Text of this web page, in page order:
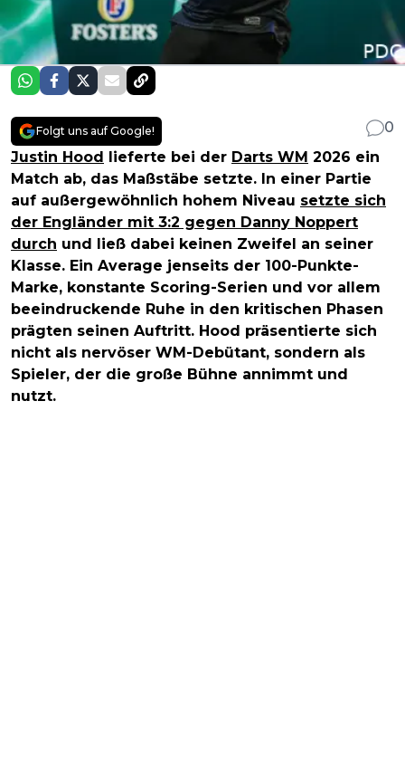
Folgt uns auf Google!
0
Justin Hood
lieferte bei der Darts WM 2026 ein
Match ab, das Maßstäbe setzte. In einer Partie
auf außergewöhnlich hohem Niveau setzte sich
der Engländer mit 3:2 gegen Danny Noppert
durch und ließ dabei keinen Zweifel an seiner
Klasse. Ein Average jenseits der 100-Punkte-
Marke, konstante Scoring-Serien und vor allem
beeindruckende Ruhe in den kritischen Phasen
prägten seinen Auftritt. Hood präsentierte sich
nicht als nervöser WM-Debütant, sondern als
Spieler, der die große Bühne annimmt und
nutzt.